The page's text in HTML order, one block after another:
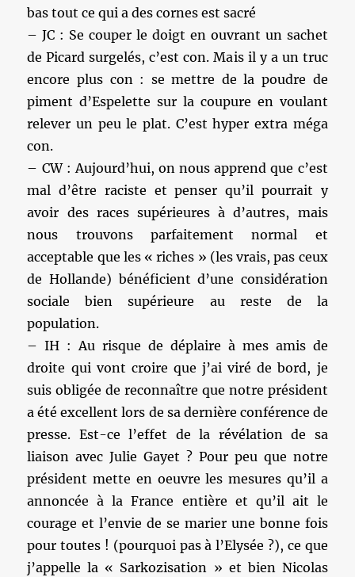
bas tout ce qui a des cornes est sacré
– JC : Se couper le doigt en ouvrant un sachet
de Picard surgelés, c’est con. Mais il y a un truc
encore plus con : se mettre de la poudre de
piment d’Espelette sur la coupure en voulant
relever un peu le plat. C’est hyper extra méga
con.
– CW : Aujourd’hui, on nous apprend que c’est
mal d’être raciste et penser qu’il pourrait y
avoir des races supérieures à d’autres, mais
nous trouvons parfaitement normal et
acceptable que les « riches » (les vrais, pas ceux
de Hollande) bénéficient d’une considération
sociale bien supérieure au reste de la
population.
– IH : Au risque de déplaire à mes amis de
droite qui vont croire que j’ai viré de bord, je
suis obligée de reconnaître que notre président
a été excellent lors de sa dernière conférence de
presse. Est-ce l’effet de la révélation de sa
liaison avec Julie Gayet ? Pour peu que notre
président mette en oeuvre les mesures qu’il a
annoncée à la France entière et qu’il ait le
courage et l’envie de se marier une bonne fois
pour toutes ! (pourquoi pas à l’Elysée ?), ce que
j’appelle la « Sarkozisation » et bien Nicolas